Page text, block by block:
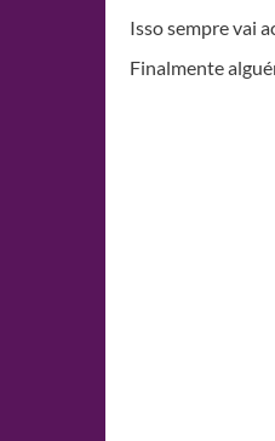
Isso sempre vai
Finalmente